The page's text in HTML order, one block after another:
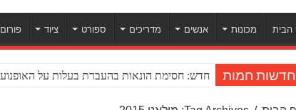
הבית מכונות אנשים מדריכים ספורט ציוד פורום
חדשות חמות חדש: חסימת הונאות בהעברת בעלות על האופנוע